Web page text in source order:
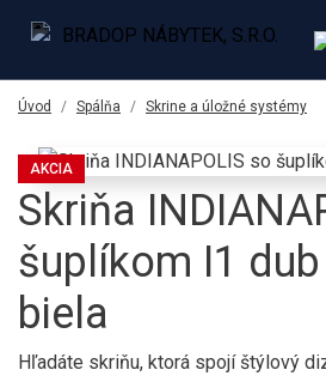
Úvod Spálňa Skrine a úložné systémy
AKCIA
Skriňa
šuplíkom I1
biela
Hľadáte skriňu, ktorá spojí štýlový